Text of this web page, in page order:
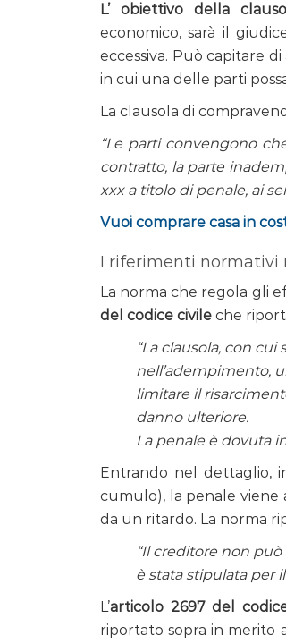
L’ obiettivo della
economico, sarà il
eccessiva. Può capitare
in cui una delle parti
La clausola di
“Le parti convengono
contratto, la parte
xxx a titolo di penale, ai
Vuoi comprare casa in
I riferimenti normativi
La norma che regola gli
del codice civile che
“La clausola, con
nell’adempimento,
limitare il
danno ulteriore.
La penale è dovuta
Entrando nel dettaglio,
cumulo), la penale viene
da un ritardo. La norma
“Il creditore non
è stata stipulata per
L’articolo 2697 del
riportato sopra in merito